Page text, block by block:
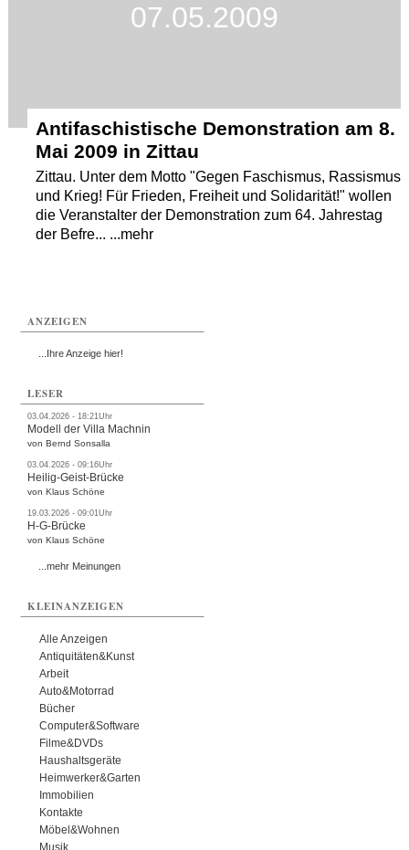
07.05.2009
Antifaschistische Demonstration am 8.
Mai 2009 in Zittau
Zittau. Unter dem Motto "Gegen Faschismus, Rassismus
und Krieg! Für Frieden, Freiheit und Solidarität!" wollen
die Veranstalter der Demonstration zum 64. Jahrestag
der Befre... ...mehr
ANZEIGEN
...Ihre Anzeige hier!
LESER
03.04.2026 - 18:21Uhr
Modell der Villa Machnin
von Bernd Sonsalla
03.04.2026 - 09:16Uhr
Heilig-Geist-Brücke
von Klaus Schöne
19.03.2026 - 09:01Uhr
H-G-Brücke
von Klaus Schöne
...mehr Meinungen
KLEINANZEIGEN
Alle Anzeigen
Antiquitäten&Kunst
Arbeit
Auto&Motorrad
Bücher
Computer&Software
Filme&DVDs
Haushaltsgeräte
Heimwerker&Garten
Immobilien
Kontakte
Möbel&Wohnen
Musik